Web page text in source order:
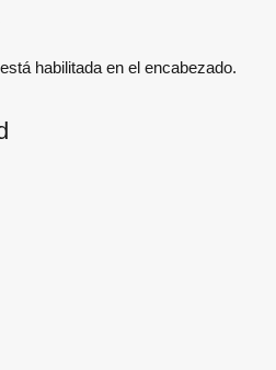
habilitada en el encabezado.